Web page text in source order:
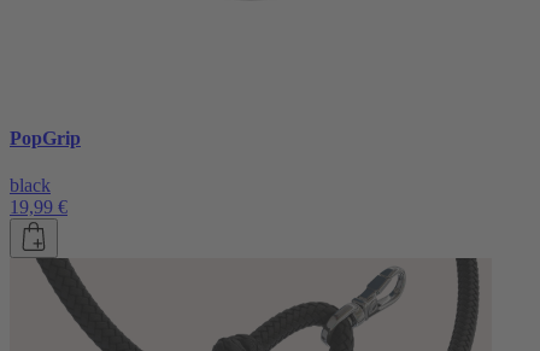
PopGrip
black
19,99 €